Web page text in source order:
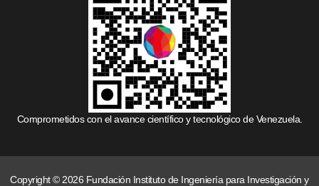
Comprometidos con el avance científico y tecnológico de Venezuela.
Copyright © 2026 Fundación Instituto de Ingeniería para Investigación y